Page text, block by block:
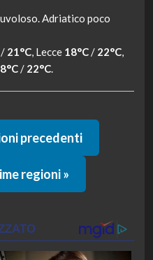
Adriatico poco
21°C, Lecce 18°C/ 22°C,
/ 22°C.
precedenti
regioni »